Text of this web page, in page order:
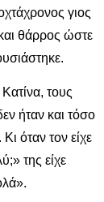
γιος
θάρρος ώστε
τους
ήταν και τόσο
όταν τον είχε
της είχε